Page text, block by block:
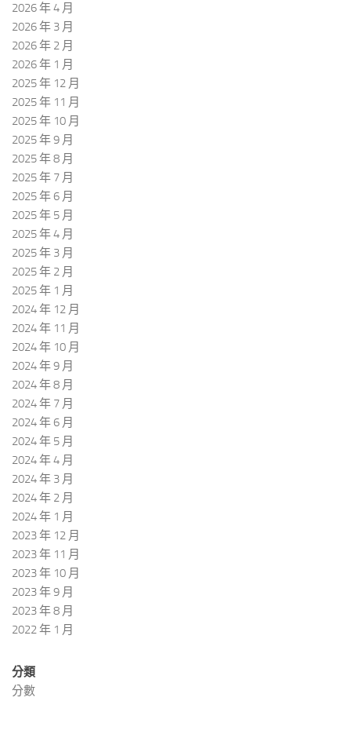
2026 年 4 月
2026 年 3 月
2026 年 2 月
2026 年 1 月
2025 年 12 月
2025 年 11 月
2025 年 10 月
2025 年 9 月
2025 年 8 月
2025 年 7 月
2025 年 6 月
2025 年 5 月
2025 年 4 月
2025 年 3 月
2025 年 2 月
2025 年 1 月
2024 年 12 月
2024 年 11 月
2024 年 10 月
2024 年 9 月
2024 年 8 月
2024 年 7 月
2024 年 6 月
2024 年 5 月
2024 年 4 月
2024 年 3 月
2024 年 2 月
2024 年 1 月
2023 年 12 月
2023 年 11 月
2023 年 10 月
2023 年 9 月
2023 年 8 月
2022 年 1 月
分類
分數